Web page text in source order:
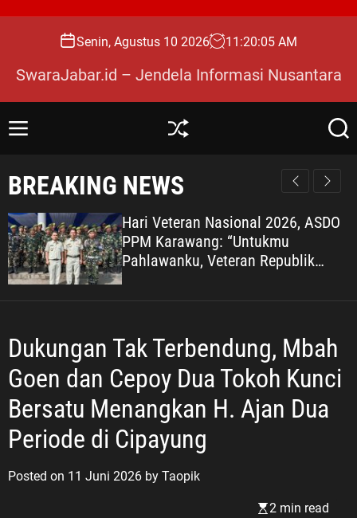
Senin, Agustus 10 2026 11 :20:06 AM
SwaraJabar.id – Jendela Informasi Nusantara
M
u
S
ff
e
S
r
h
BREAKING NEWS
Hari Veteran Nasional 2026, ASDO
PPM Karawang: “Untukmu
Pahlawanku, Veteran Republik
Indonesia” KARAWANG —
bukan sekadar momentum
seremonial, melainkan ruang
refleksi bagi bangsa Indonesia
untuk kembali mengenang jasa,
pengorbanan, dan pengabdian para
Veteran Republik Indonesia yang
telah berjuang merebut,
mempertahankan, serta menjaga
Dukungan Tak Terbendung, Mbah
Goen dan Cepoy Dua Tokoh Kunci
Bersatu Menangkan H. Ajan Dua
Periode di Cipayung
Posted on 11 Juni 2026 by Taopik
2 min read